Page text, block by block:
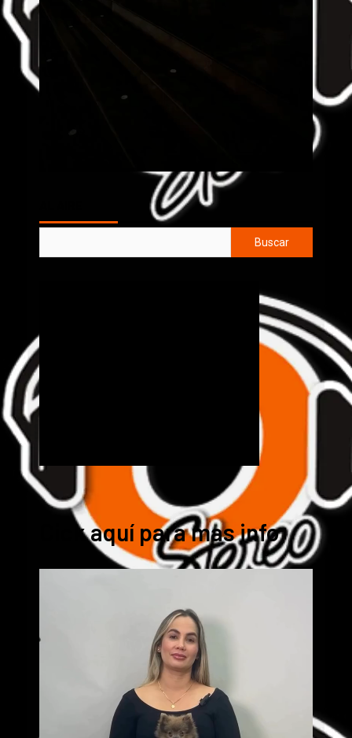
Buscar
Cick aquí para mas info